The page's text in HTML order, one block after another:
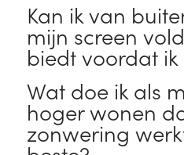
Kan ik van
mijn screen
biedt voordat ik
Wat doe ik als
hoger wonen
zonwering